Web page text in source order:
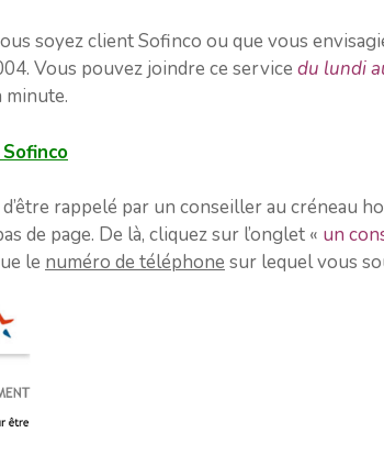
soyez client Sofinco ou que vous
Vous pouvez joindre ce service du lundi
minute.
rappelé par un conseiller au créneau
de page. De là, cliquez sur l’onglet « un
le numéro de téléphone sur lequel vous